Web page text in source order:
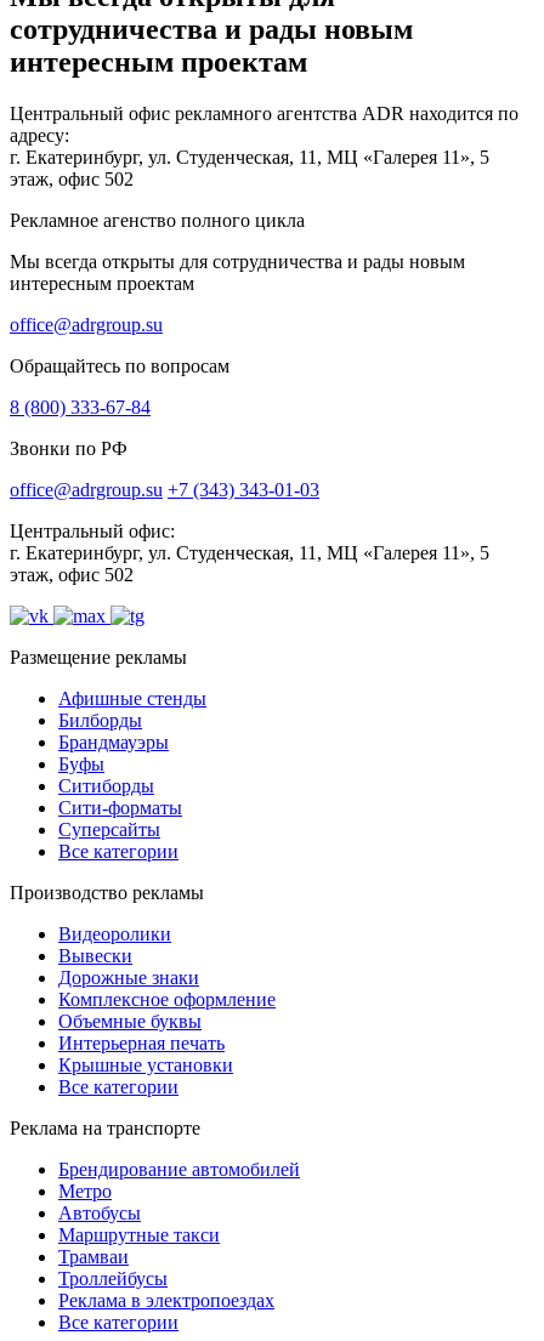
сотрудничества и рады новым
интересным проектам
Центральный офис рекламного агентства ADR находится по
адресу:
г. Екатеринбург, ул. Студенческая, 11, МЦ «Галерея 11», 5
этаж, офис 502
Рекламное агенство полного цикла
Мы всегда открыты для сотрудничества и рады новым
интересным проектам
office@adrgroup.su
Обращайтесь по вопросам
8 (800) 333-67-84
Звонки по РФ
office@adrgroup.su +7 (343) 343-01-03
Центральный офис:
г. Екатеринбург, ул. Студенческая, 11, МЦ «Галерея 11», 5
этаж, офис 502
Размещение рекламы
Афишные стенды
Билборды
Брандмауэры
Буфы
Ситиборды
Сити-форматы
Суперсайты
Все категории
Производство рекламы
Видеоролики
Вывески
Дорожные знаки
Комплексное оформление
Объемные буквы
Интерьерная печать
Крышные установки
Все категории
Реклама на транспорте
Брендирование автомобилей
Метро
Автобусы
Маршрутные такси
Трамваи
Троллейбусы
Реклама в электропоездах
Все категории